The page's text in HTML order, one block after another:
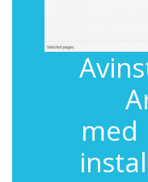
med